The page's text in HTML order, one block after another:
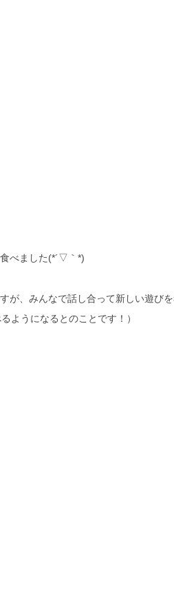
べました(*´▽｀*)
が、みんなで話し合って新しい遊びを
ようになるとのことです！）